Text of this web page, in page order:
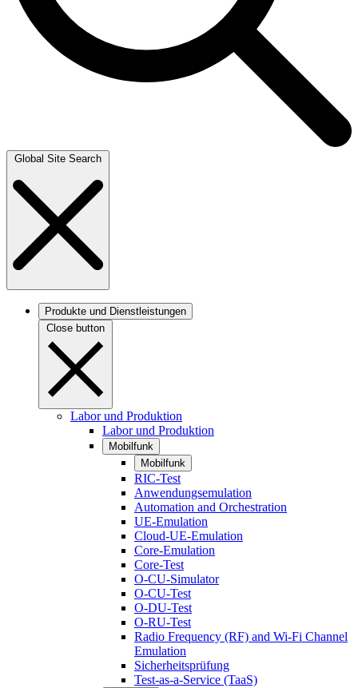
Global Site Search
Produkte und Dienstleistungen
Close button
Labor und Produktion
Labor und Produktion
Mobilfunk
Mobilfunk
RIC-Test
Anwendungsemulation
Automation and Orchestration
UE-Emulation
Cloud-UE-Emulation
Core-Emulation
Core-Test
O-CU-Simulator
O-CU-Test
O-DU-Test
O-RU-Test
Radio Frequency (RF) and Wi-Fi Channel
Emulation
Sicherheitsprüfung
Test-as-a-Service (TaaS)